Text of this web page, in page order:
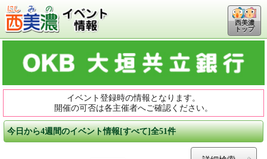
西美濃
トップ
イベント登録時の情報となります。
開催の可否は各主催者へご確認ください。
今日から4週間のイベント情報[すべて]全51件